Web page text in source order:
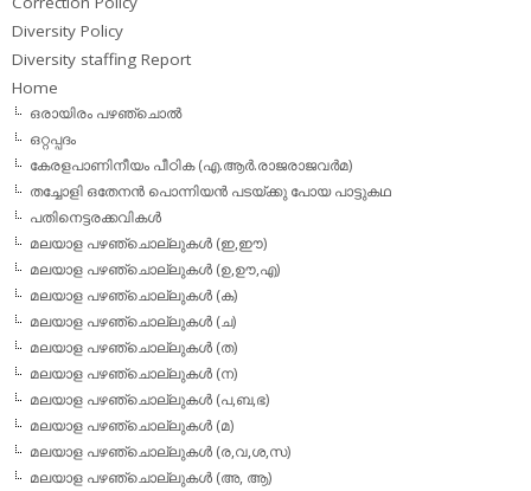
Diversity Policy
Diversity staffing Report
Home
ഒരായിരം പഴഞ്ചൊല്‍
ഒറ്റപ്പദം
കേരളപാണിനീയം പീഠിക (എ.ആര്‍.രാജരാജവര്‍മ)
തച്ചോളി ഒതേനൻ പൊന്നിയൻ പടയ്‌ക്കു പോയ പാട്ടുകഥ
പതിനെട്ടരക്കവികള്‍
മലയാള പഴഞ്ചൊല്ലുകള്‍ (ഇ,ഈ)
മലയാള പഴഞ്ചൊല്ലുകള്‍ (ഉ,ഊ,എ)
മലയാള പഴഞ്ചൊല്ലുകള്‍ (ക)
മലയാള പഴഞ്ചൊല്ലുകള്‍ (ച)
മലയാള പഴഞ്ചൊല്ലുകള്‍ (ത)
മലയാള പഴഞ്ചൊല്ലുകള്‍ (ന)
മലയാള പഴഞ്ചൊല്ലുകള്‍ (പ,ബ,ഭ)
മലയാള പഴഞ്ചൊല്ലുകള്‍ (മ)
മലയാള പഴഞ്ചൊല്ലുകള്‍ (ര,വ,ശ,സ)
മലയാള പഴഞ്ചൊല്ലുകൾ (അ, ആ)